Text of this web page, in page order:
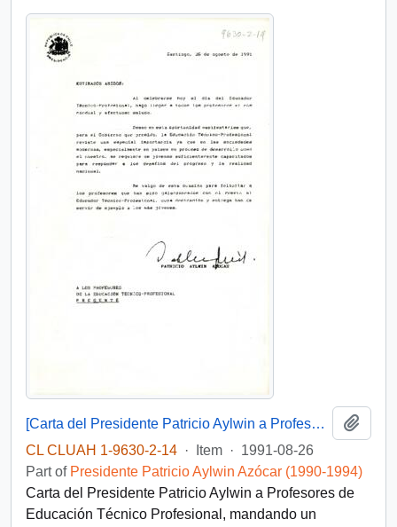
[Carta del Presidente Patricio Aylwin a Profesores de Educación Técnico Profesional]
CL CLUAH 1-9630-2-14 · Item · 1991-08-26
Part of Presidente Patricio Aylwin Azócar (1990-1994)
Carta del Presidente Patricio Aylwin a Profesores de
Educación Técnico Profesional, mandando un